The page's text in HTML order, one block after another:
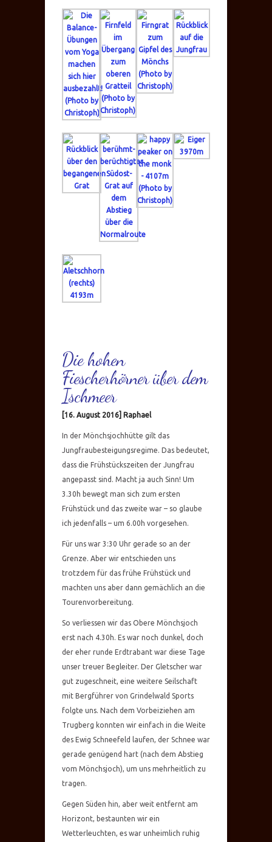
Die hohen
Fiescherhörner über dem
Ischmeer
[16. August 2016] Raphael
In der Mönchsjochhütte gilt das
Jungfraubesteigungsregime. Das bedeutet,
dass die Frühstückszeiten der Jungfrau
angepasst sind. Macht ja auch Sinn! Um
3.30h bewegt man sich zum ersten
Frühstück und das zweite war – so glaube
ich jedenfalls – um 6.00h vorgesehen.
Für uns war 3:30 Uhr gerade so an der
Grenze. Aber wir entschieden uns
trotzdem für das frühe Frühstück und
machten uns aber dann gemächlich an die
Tourenvorbereitung.
So verliessen wir das Obere Mönchsjoch
erst nach 4.30h. Es war noch dunkel, doch
der eher runde Erdtrabant war diese Tage
unser treuer Begleiter. Der Gletscher war
gut zugeschneit, eine weitere Seilschaft
mit Bergführer von Grindelwald Sports
folgte uns. Nach dem Vorbeiziehen am
Trugberg konnten wir einfach in die Weite
des Ewig Schneefeld laufen, der Schnee war
gerade genügend hart (nach dem Abstieg
vom Mönchsjoch), um uns mehrheitlich zu
tragen.
Gegen Süden hin, aber weit entfernt am
Horizont, bestaunten wir ein
Wetterleuchten, es war unheimlich ruhig